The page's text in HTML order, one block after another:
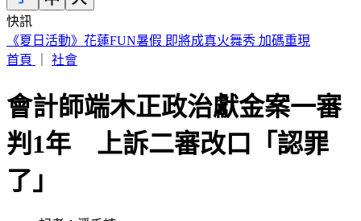
快訊
188萬《龍藏經》賣掉了！大戶不甩7折 店員爆「付現買原
價」
會計師端木正政治獻金案一審
判1年 上訴二審改口「認罪
了」